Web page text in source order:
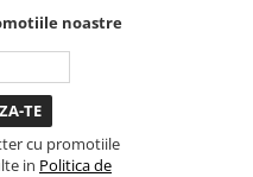
noastre
cu promotiile
in Politica de